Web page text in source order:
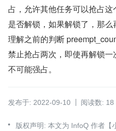
占，允许其他任务可以抢占
是否解锁，如果解锁了，那
理解之前的判断
禁止抢占两次，即使再解锁
不可能强占。
发布于: 2022-09-10 阅读数: 18
版权声明: 本文为 InfoQ 作者【